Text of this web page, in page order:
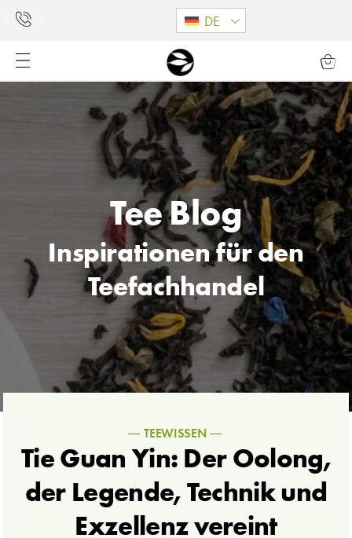
DE
Tee Blog
Inspirationen für den
Teefachhandel
TEEWISSEN
Tie Guan Yin: Der Oolong,
der Legende, Technik und
Exzellenz vereint